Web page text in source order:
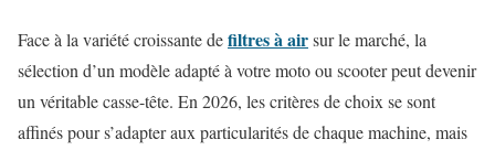
Face à la variété croissante defiltres à airsur le marché, la
sélection d’un modèle adapté à votre moto ou scooter peut devenir
un véritable casse-tête. En 2026, les critères de choix se sont
affinés pour s’adapter aux particularités de chaque machine, mais